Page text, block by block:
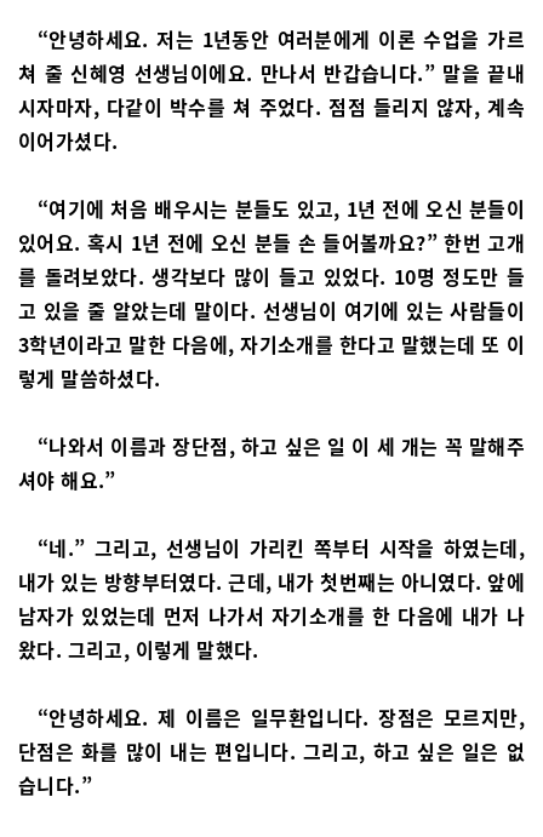
“안녕하세요. 저는 1년동안 여러분에게 이론 수업을 가르
쳐 줄 신혜영 선생님이에요. 만나서 반갑습니다.” 말을 끝내
시자마자, 다같이 박수를 쳐 주었다. 점점 들리지 않자, 계속
이어가셨다.
“여기에 처음 배우시는 분들도 있고, 1년 전에 오신 분들이
있어요. 혹시 1년 전에 오신 분들 손 들어볼까요?” 한번 고개
를 돌려보았다. 생각보다 많이 들고 있었다. 10명 정도만 들
고 있을 줄 알았는데 말이다. 선생님이 여기에 있는 사람들이
3학년이라고 말한 다음에, 자기소개를 한다고 말했는데 또 이
렇게 말씀하셨다.
“나와서 이름과 장단점, 하고 싶은 일 이 세 개는 꼭 말해주
셔야 해요.”
“네.” 그리고, 선생님이 가리킨 쪽부터 시작을 하였는데,
내가 있는 방향부터였다. 근데, 내가 첫번째는 아니였다. 앞에
남자가 있었는데 먼저 나가서 자기소개를 한 다음에 내가 나
왔다. 그리고, 이렇게 말했다.
“안녕하세요. 제 이름은 일무환입니다. 장점은 모르지만,
단점은 화를 많이 내는 편입니다. 그리고, 하고 싶은 일은 없
습니다.”